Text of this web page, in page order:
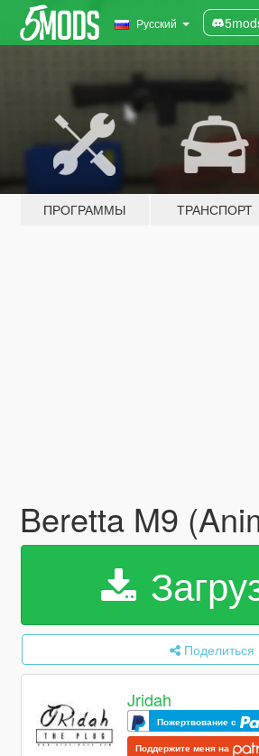
Русский
ПРОГРАММЫ ТРАНСПОРТ
Beretta M9
Поделиться
Jridah
Пожертвование с
Поддержите меня на